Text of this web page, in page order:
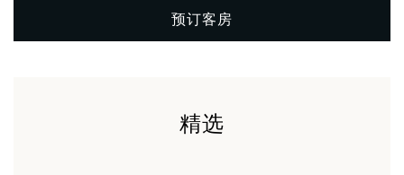
预订客房
精选